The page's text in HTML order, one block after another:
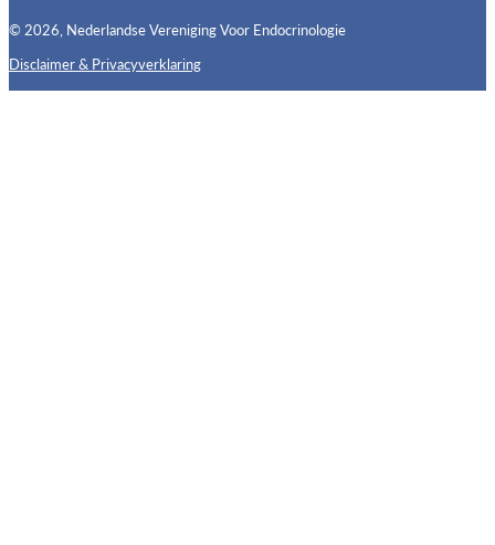
© 2026, Nederlandse Vereniging Voor Endocrinologie
Disclaimer & PrivacyverklaringFollow us on X